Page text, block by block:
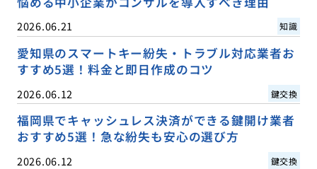
2026.06.21 知識
愛知県のスマートキー紛失・トラブル対応業者お
すすめ5選！料金と即日作成のコツ
2026.06.12 鍵交換
福岡県でキャッシュレス決済ができる鍵開け業者
おすすめ5選！急な紛失も安心の選び方
2026.06.12 鍵交換